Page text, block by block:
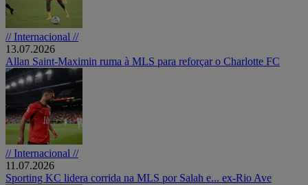
// Internacional //
13.07.2026
Allan Saint-Maximin ruma à MLS para reforçar o Charlotte FC
// Internacional //
11.07.2026
Sporting KC lidera corrida na MLS por Salah e... ex-Rio Ave